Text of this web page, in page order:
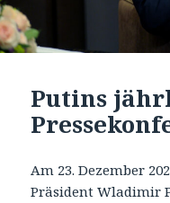
Putins
Am 23. Dezember
Präsident Wladimir